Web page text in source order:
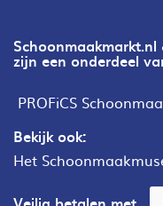
zijn een onderdeel
PROFiCS
Bekijk ook:
Het